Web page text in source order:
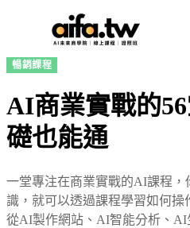
暢銷課程
AI商業實戰的
礎也能通
一堂專注在商業實戰的AI課程
識，就可以透過課程學習如何操
從AI製作網站、AI智能分析、